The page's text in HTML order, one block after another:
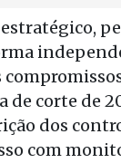
corte de
dos
com